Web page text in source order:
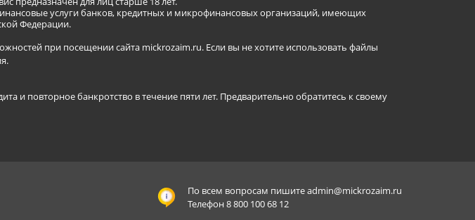
услуги банков, кредитных и микрофинансовых организаций, имеющих
Федерации.
при посещении сайта mickrozaim.ru. Если вы не хотите использовать файлы
.
и повторное банкротство в течение пяти лет. Предварительно обратитесь к своему
По всем вопросам пишитеadmin@mickrozaim.ru
Телефон 8 800 100 68 12